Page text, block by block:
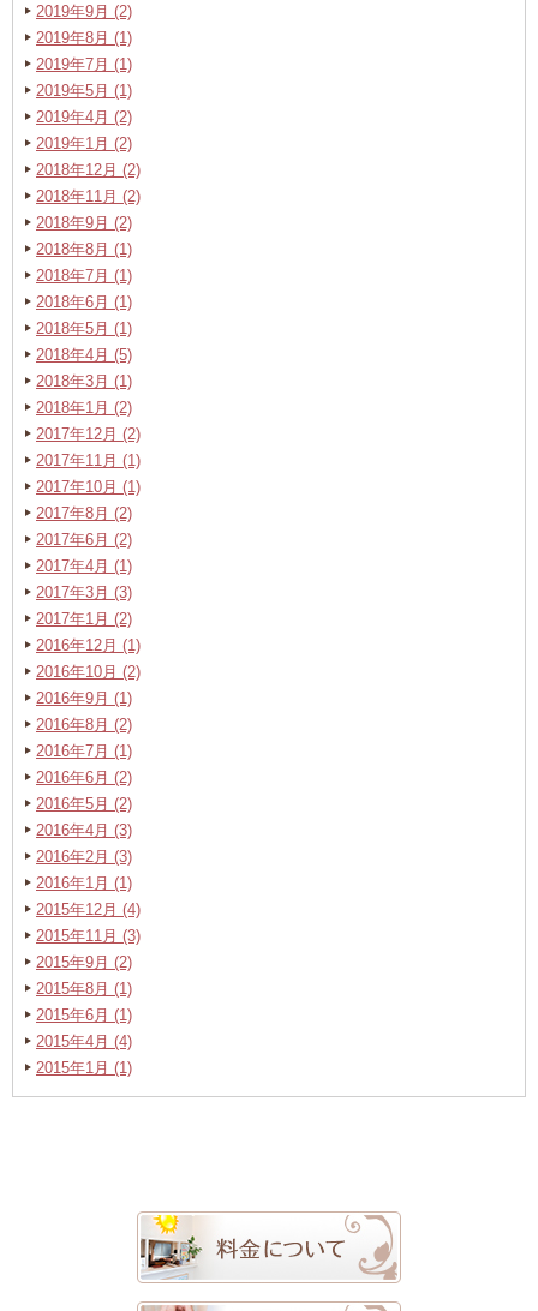
2019年9月 (2)
2019年8月 (1)
2019年7月 (1)
2019年5月 (1)
2019年4月 (2)
2019年1月 (2)
2018年12月 (2)
2018年11月 (2)
2018年9月 (2)
2018年8月 (1)
2018年7月 (1)
2018年6月 (1)
2018年5月 (1)
2018年4月 (5)
2018年3月 (1)
2018年1月 (2)
2017年12月 (2)
2017年11月 (1)
2017年10月 (1)
2017年8月 (2)
2017年6月 (2)
2017年4月 (1)
2017年3月 (3)
2017年1月 (2)
2016年12月 (1)
2016年10月 (2)
2016年9月 (1)
2016年8月 (2)
2016年7月 (1)
2016年6月 (2)
2016年5月 (2)
2016年4月 (3)
2016年2月 (3)
2016年1月 (1)
2015年12月 (4)
2015年11月 (3)
2015年9月 (2)
2015年8月 (1)
2015年6月 (1)
2015年4月 (4)
2015年1月 (1)